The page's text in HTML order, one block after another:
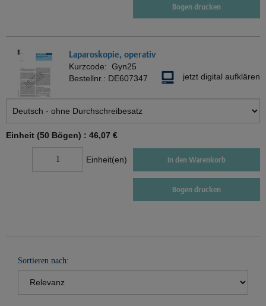
Bogen drucken
Laparoskopie, operativ
Kurzcode: Gyn25
Bestellnr.: DE607347 jetzt digital aufklären
Einheit (50 Bögen) : 46,07 €
Einheit(en) In den Warenkorb
Bogen drucken
Sortieren nach: